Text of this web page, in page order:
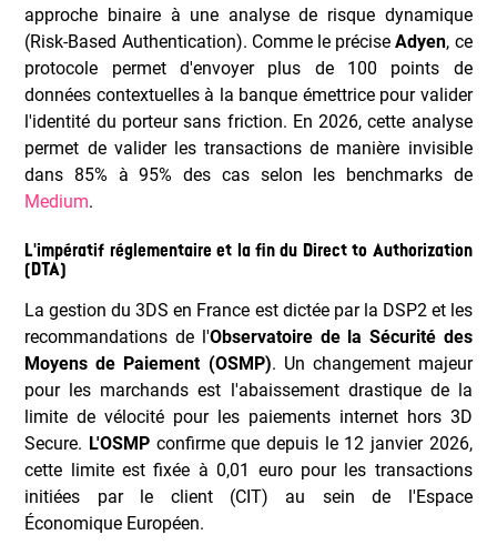
approche binaire à une analyse de risque dynamique
(Risk-Based Authentication). Comme le préciseAdyen, ce
protocole permet d'envoyer plus de 100 points de
données contextuelles à la banque émettrice pour valider
l'identité du porteur sans friction. En 2026, cette analyse
permet de valider les transactions de manière invisible
dans 85% à 95% des cas selon les benchmarks de
Medium.
L'impératif réglementaire et la fin du Direct to Authorization
(DTA)
La gestion du 3DS en France est dictée par la DSP2 et les
recommandations de l'Observatoire de la Sécurité des
Moyens de Paiement (OSMP). Un changement majeur
pour les marchands est l'abaissement drastique de la
limite de vélocité pour les paiements internet hors 3D
Secure. L'OSMP confirme que depuis le 12 janvier 2026,
cette limite est fixée à 0,01 euro pour les transactions
initiées par le client (CIT) au sein de l'Espace
Économique Européen.